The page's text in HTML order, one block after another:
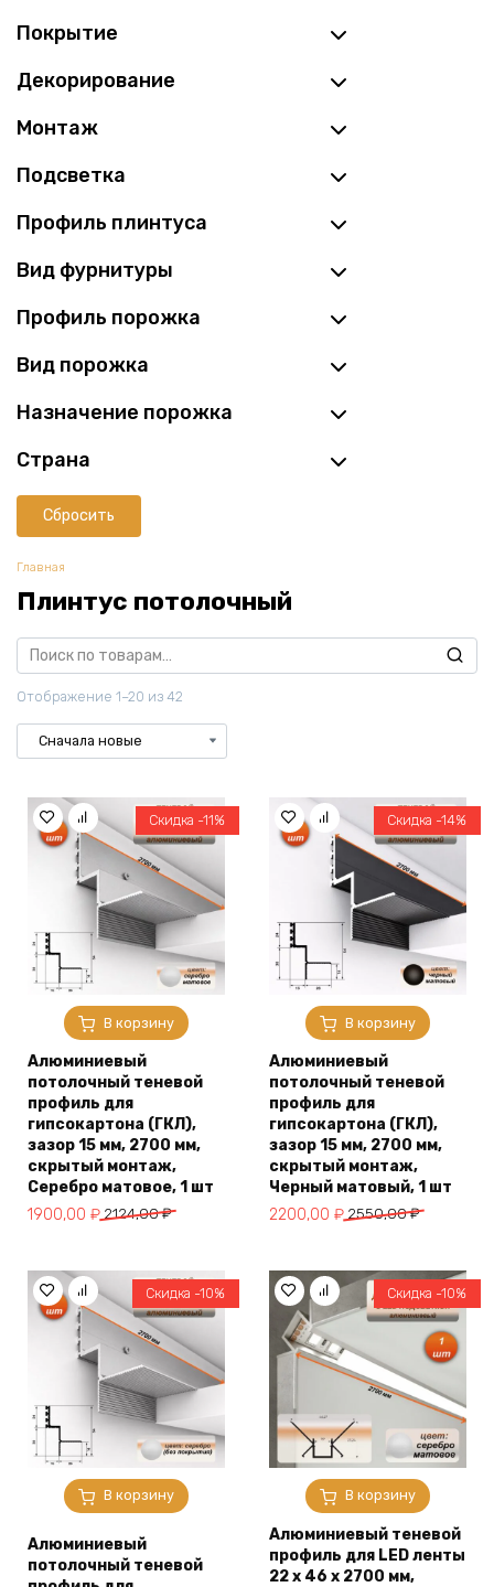
Главная
Плинтус потолочный
Искать:
Отображение 1–20 из 42
В корзину
Скидка -11%
Алюминиевый
потолочный теневой
профиль для
гипсокартона (ГКЛ),
зазор 15 мм, 2700 мм,
скрытый монтаж,
Серебро матовое, 1 шт
2124,00₽
Первоначальная
2124,00 ₽.
1900,00 ₽
Текущая
В корзину
Скидка -14%
Алюминиевый
потолочный теневой
профиль для
гипсокартона (ГКЛ),
зазор 15 мм, 2700 мм,
скрытый монтаж,
Черный матовый, 1 шт
2550,00₽
Первоначальная
2550,00 ₽.
2200,00 ₽
Текущая
В корзину
Скидка -10%
Алюминиевый
потолочный теневой
В корзину
Скидка -10%
Алюминиевый теневой
профиль для LED ленты
22 х 46 х 2700 мм,
Покрытие
Декорирование
Монтаж
Подсветка
Профиль плинтуса
Вид фурнитуры
Профиль порожка
Вид порожка
Назначение порожка
Страна
Сбросить